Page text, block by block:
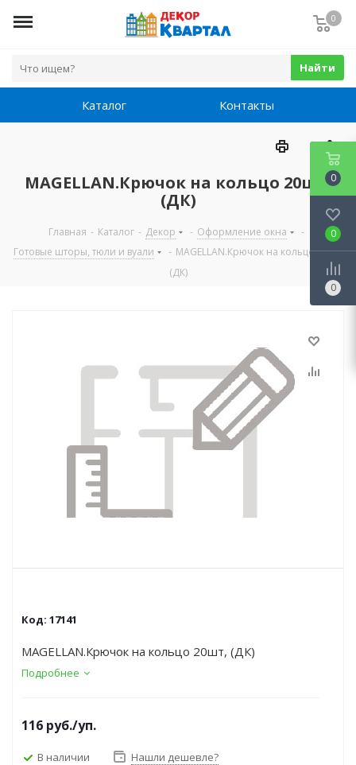
0
Найти
Каталог Контакты
MAGELLAN.Крючок на кольцо 20шт,
(ДК)
Главная - Каталог - Декор - Оформление окна
-
Готовые шторы, тюли и вуали
- MAGELLAN.Крючок на кольцо 20шт,
(ДК)
Код: 17141
MAGELLAN.Крючок на кольцо 20шт, (ДК)
Подробнее
116 руб./уп.
В наличии Нашли дешевле?
0
0
0